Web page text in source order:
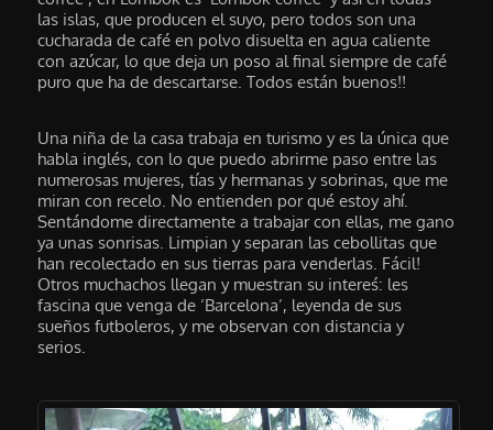
las islas, que producen el suyo, pero todos son una
cucharada de café en polvo disuelta en agua caliente
con azúcar, lo que deja un poso al final siempre de café
puro que ha de descartarse. Todos están buenos!!
Una niña de la casa trabaja en turismo y es la única que
habla inglés, con lo que puedo abrirme paso entre las
numerosas mujeres, tías y hermanas y sobrinas, que me
miran con recelo. No entienden por qué estoy ahí.
Sentándome directamente a trabajar con ellas, me gano
ya unas sonrisas. Limpian y separan las cebollitas que
han recolectado en sus tierras para venderlas. Fácil!
Otros muchachos llegan y muestran su intereś: les
fascina que venga de ‘Barcelona’, leyenda de sus
sueños futboleros, y me observan con distancia y
serios.